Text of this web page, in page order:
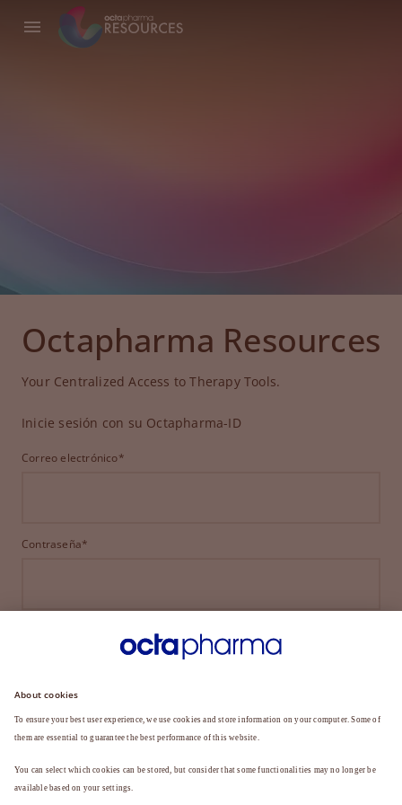
Octapharma Resources
Your Centralized Access to Therapy Tools.
Inicie sesión con su Octapharma-ID
Correo electrónico*
Contraseña*
INICIAR SESIÓN
¿HA OLVIDADO SU CONTRASEÑA?
¿Aún no es miembro?